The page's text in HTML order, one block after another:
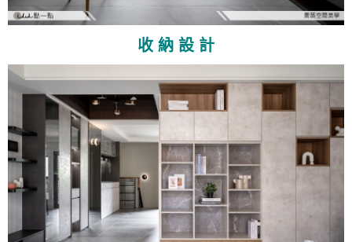
收 納 設 計